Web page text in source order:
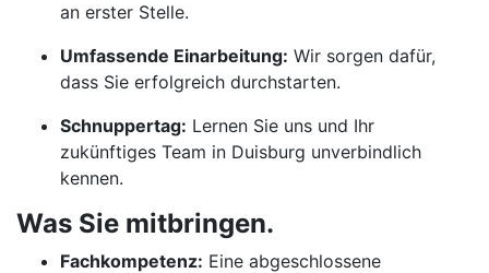
an erster Stelle.
Umfassende Einarbeitung: Wir sorgen dafür,
dass Sie erfolgreich durchstarten.
Schnuppertag: Lernen Sie uns und Ihr
zukünftiges Team in Duisburg unverbindlich
kennen.
Was Sie mitbringen.
Fachkompetenz: Eine abgeschlossene